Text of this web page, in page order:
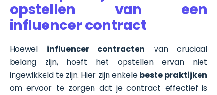
opstellen van een
influencer contract
Hoewel influencer contracten van cruciaal
belang zijn, hoeft het opstellen ervan niet
ingewikkeld te zijn. Hier zijn enkele beste praktijken
om ervoor te zorgen dat je contract effectief is